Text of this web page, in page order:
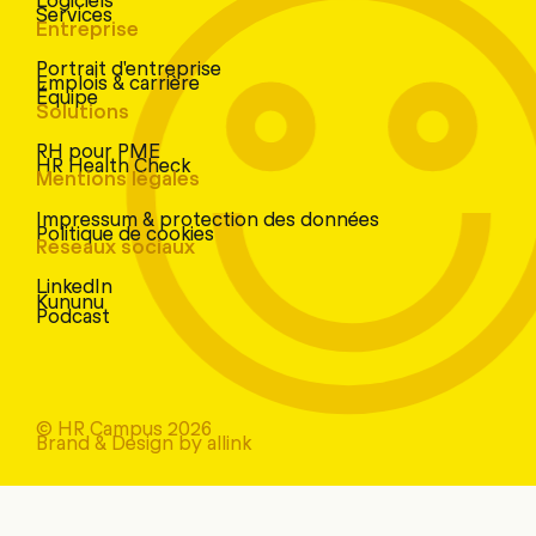
Services
Entreprise
Portrait d'entreprise
Emplois & carrière
Équipe
Solutions
RH pour PME
HR Health Check
Mentions légales
Impressum & protection des données
Politique de cookies
Réseaux sociaux
LinkedIn
Kununu
Podcast
© HR Campus 2026
Brand & Design by allink